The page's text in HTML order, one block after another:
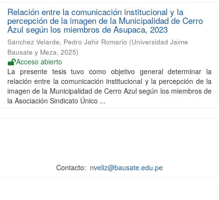
Relación entre la comunicación institucional y la
percepción de la imagen de la Municipalidad de Cerro
Azul según los miembros de Asupaca, 2023
Sanchez Velarde, Pedro Jahir Romario (Universidad Jaime
Bausate y Meza, 2025)
Acceso abierto
La presente tesis tuvo como objetivo general determinar la
relación entre la comunicación institucional y la percepción de la
imagen de la Municipalidad de Cerro Azul según los miembros de
la Asociación Sindicato Único ...
Contacto: nveliz@bausate.edu.pe